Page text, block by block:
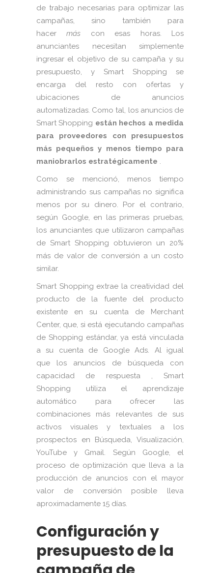
de trabajo necesarias para optimizar las
campañas, sino también para
hacermás con esas horas. Los
anunciantes necesitan simplemente
ingresar el objetivo de su campaña y su
presupuesto, y Smart Shopping se
encarga del resto con ofertas y
ubicaciones de anuncios
automatizadas. Como tal, los anuncios de
Smart Shopping están hechos a medida
para proveedores con presupuestos
más pequeños y menos tiempo para
maniobrarlos estratégicamente .
Como se mencionó, menos tiempo
administrando sus campañas no significa
menos por su dinero. Por el contrario,
según Google, en las primeras pruebas,
los anunciantes que utilizaron campañas
de Smart Shopping obtuvieron un 20%
más de valor de conversión a un costo
similar.
Smart Shopping extrae la creatividad del
producto de la fuente del producto
existente en su cuenta de Merchant
Center, que, si está ejecutando campañas
de Shopping estándar, ya está vinculada
a su cuenta de Google Ads. Al igual
que los anuncios de búsqueda con
capacidad de respuesta , Smart
Shopping utiliza el aprendizaje
automático para ofrecer las
combinaciones más relevantes de sus
activos visuales y textuales a los
prospectos en Búsqueda, Visualización,
YouTube y Gmail. Según Google, el
proceso de optimización que lleva a la
producción de anuncios con el mayor
valor de conversión posible lleva
aproximadamente 15 días.
Configuración y
presupuesto de la